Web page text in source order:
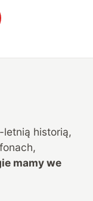
-letnią historią,
mamy we